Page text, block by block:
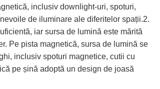
inclusiv downlight-uri, spoturi,
de iluminare ale diferitelor spații.2.
iar sursa de lumină este mărită
Pe pista magnetică, sursa de lumină se
inclusiv spoturi magnetice, cutii cu
pe șină adoptă un design de joasă